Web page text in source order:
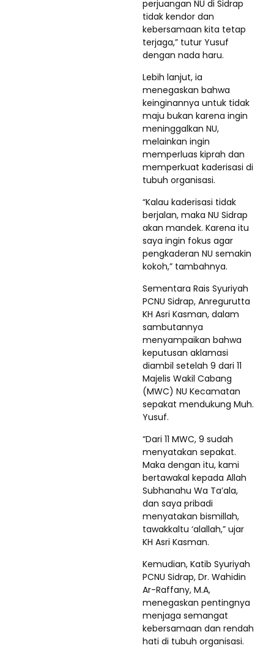
perjuangan NU di Sidrap
tidak kendor dan
kebersamaan kita tetap
terjaga,” tutur Yusuf
dengan nada haru.
Lebih lanjut, ia
menegaskan bahwa
keinginannya untuk tidak
maju bukan karena ingin
meninggalkan NU,
melainkan ingin
memperluas kiprah dan
memperkuat kaderisasi di
tubuh organisasi.
“Kalau kaderisasi tidak
berjalan, maka NU Sidrap
akan mandek. Karena itu
saya ingin fokus agar
pengkaderan NU semakin
kokoh,” tambahnya.
Sementara Rais Syuriyah
PCNU Sidrap, Anregurutta
KH Asri Kasman, dalam
sambutannya
menyampaikan bahwa
keputusan aklamasi
diambil setelah 9 dari 11
Majelis Wakil Cabang
(MWC) NU Kecamatan
sepakat mendukung Muh.
Yusuf.
“Dari 11 MWC, 9 sudah
menyatakan sepakat.
Maka dengan itu, kami
bertawakal kepada Allah
Subhanahu Wa Ta’ala,
dan saya pribadi
menyatakan bismillah,
tawakkaltu ‘alallah,” ujar
KH Asri Kasman.
Kemudian, Katib Syuriyah
PCNU Sidrap, Dr. Wahidin
Ar-Raffany, M.A,
menegaskan pentingnya
menjaga semangat
kebersamaan dan rendah
hati di tubuh organisasi.